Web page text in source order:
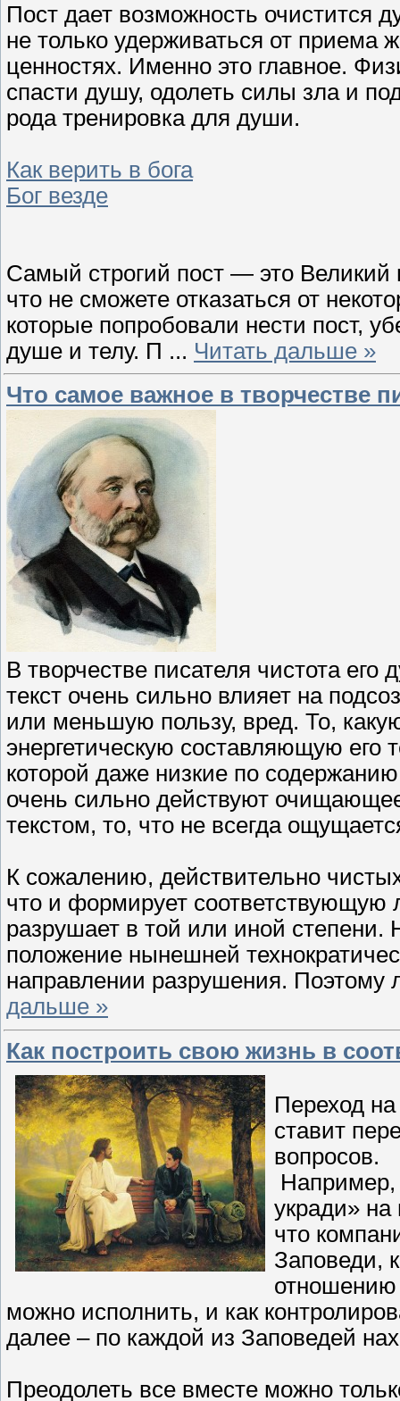
Пост дает возможность очистится
не только удерживаться от
ценностях. Именно это главное.
спасти душу, одолеть силы зла и
рода тренировка для души.
Как верить в бога
Бог везде
Самый строгий пост — это Великий
что не сможете отказаться от
которые попробовали нести пост,
душе и телу. П ... Читать дальше »
Что самое важное в творчестве
В творчестве писателя чистота
текст очень сильно влияет на
или меньшую пользу, вред. То,
энергетическую составляющую
которой даже низкие по
очень сильно действуют
текстом, то, что не всегда
К сожалению, действительно
что и формирует соответствующую
разрушает в той или иной степени.
положение нынешней
направлении разрушения.
дальше »
Как построить свою жизнь в
Переход
ставит
вопросов.
Например,
укради» на
что
Заповеди,
отношению
можно исполнить, и как
далее – по каждой из Заповедей
Преодолеть все вместе можно